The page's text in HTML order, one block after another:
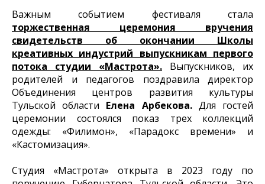
Важным событием фестиваля стала
торжественная церемония вручения
свидетельств об окончании Школы
креативных индустрий выпускникам первого
потока студии «Мастрота».
Выпускников, их
родителей и педагогов поздравила директор
Объединения центров развития культуры
Тульской области Елена Арбекова.Для гостей
церемонии состоялся показ трех коллекций
одежды: «Филимон», «Парадокс времени» и
«Кастомизация».
Студия «Мастрота» открыта в 2023 году по